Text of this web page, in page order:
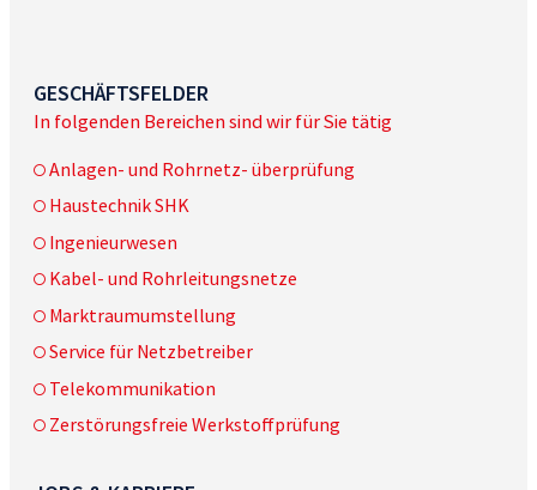
GESCHÄFTSFELDER
In folgenden Bereichen sind wir für Sie tätig
Anlagen- und Rohrnetz- überprüfung
Haustechnik SHK
Ingenieurwesen
Kabel- und Rohrleitungsnetze
Marktraumumstellung
Service für Netzbetreiber
Telekommunikation
Zerstörungsfreie Werkstoffprüfung